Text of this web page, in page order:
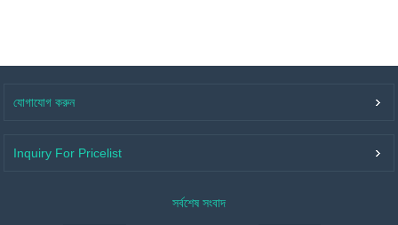
যোগাযোগ করুন
Inquiry For Pricelist
সর্বশেষ সংবাদ